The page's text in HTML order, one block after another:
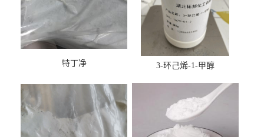
特丁净 3-环己烯-1-甲醇